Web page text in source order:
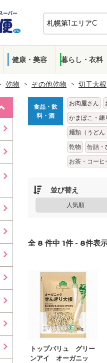
健康・美容 暮らし・衣料
乾物 その他乾物 切干大根
食品・飲
料・酒
お肉屋さん
かまぼこ・練
麺類（うどん
乾物
缶詰・
お茶・コー
並び替え
人気順
全 8 件中 1件 - 8件表
トップバリュ グリー
ンアイ オーガニッ